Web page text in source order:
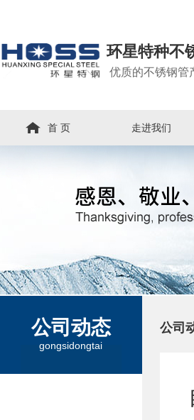
环星特种不
优质的不锈钢管
首 页 走进我们
公司动态
gongsidongtai
公司